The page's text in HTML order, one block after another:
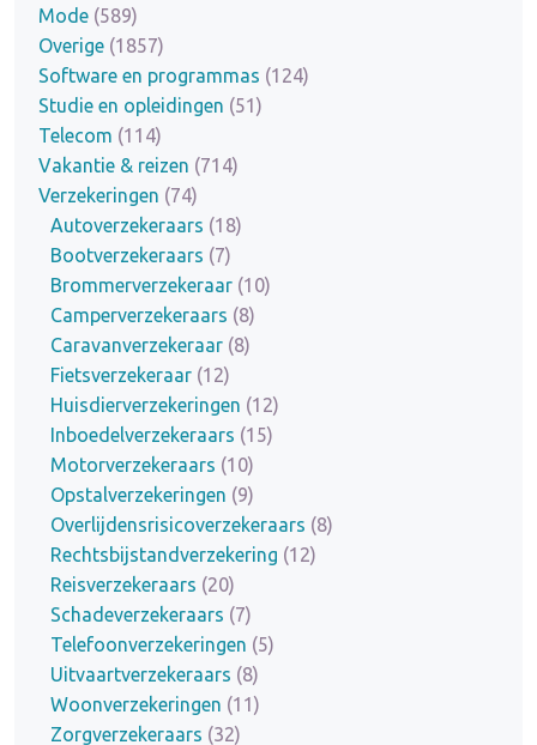
Mode (589)
Overige (1857)
Software en programmas (124)
Studie en opleidingen (51)
Telecom (114)
Vakantie & reizen (714)
Verzekeringen (74)
Autoverzekeraars (18)
Bootverzekeraars (7)
Brommerverzekeraar (10)
Camperverzekeraars (8)
Caravanverzekeraar (8)
Fietsverzekeraar (12)
Huisdierverzekeringen (12)
Inboedelverzekeraars (15)
Motorverzekeraars (10)
Opstalverzekeringen (9)
Overlijdensrisicoverzekeraars (8)
Rechtsbijstandverzekering (12)
Reisverzekeraars (20)
Schadeverzekeraars (7)
Telefoonverzekeringen (5)
Uitvaartverzekeraars (8)
Woonverzekeringen (11)
Zorgverzekeraars (32)